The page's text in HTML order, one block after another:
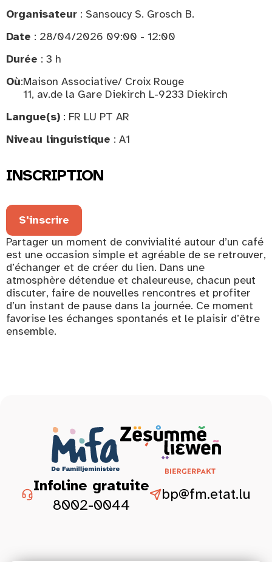
Organisateur : Sansoucy S. Grosch B.
Date : 28/04/2026 09:00 - 12:00
Durée : 3 h
Où:Maison Associative/ Croix Rouge
11, av.de la Gare Diekirch L-9233 Diekirch
Langue(s) : FR LU PT AR
Niveau linguistique : A1
INSCRIPTION
S'inscrire
Partager un moment de convivialité autour d’un café
est une occasion simple et agréable de se retrouver,
d’échanger et de créer du lien. Dans une
atmosphère détendue et chaleureuse, chacun peut
discuter, faire de nouvelles rencontres et profiter
d’un instant de pause dans la journée. Ce moment
favorise les échanges spontanés et le plaisir d’être
ensemble.
Infoline gratuite
8002-0044
bp@fm.etat.lu